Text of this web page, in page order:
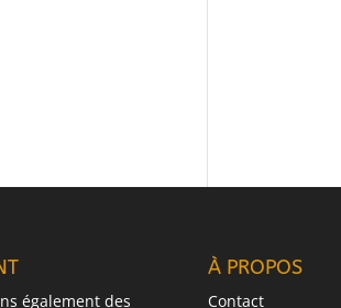
également des
À PROPOS
Contact